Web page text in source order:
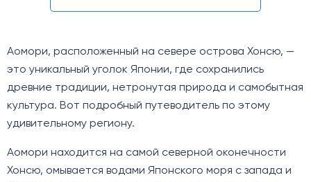
Аомори, расположенный на севере острова Хонсю, —
это уникальный уголок Японии, где сохранились
древние традиции, нетронутая природа и самобытная
культура. Вот подробный путеводитель по этому
удивительному региону.
Аомори находится на самой северной оконечности
Хонсю, омывается водами Японского моря с запада и